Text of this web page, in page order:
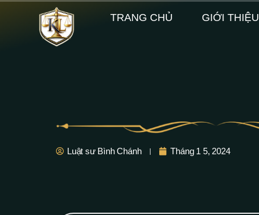
TRANG CHỦ GIỚI THIỆU
Luật sư Bình Chánh Tháng 1 5, 2024